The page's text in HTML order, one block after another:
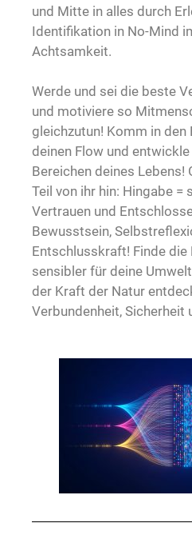
und Mitte in alles durch
Identifikation in No-Mind
Achtsamkeit.
Werde und sei die beste
und motiviere so
gleichzutun! Komm in den
deinen Flow und
Bereichen deines Lebens!
Teil von ihr hin: Hingabe =
Vertrauen und
Bewusstsein,
Entschlusskraft! Finde die
sensibler für deine
der Kraft der Natur
Verbundenheit, Sicherheit